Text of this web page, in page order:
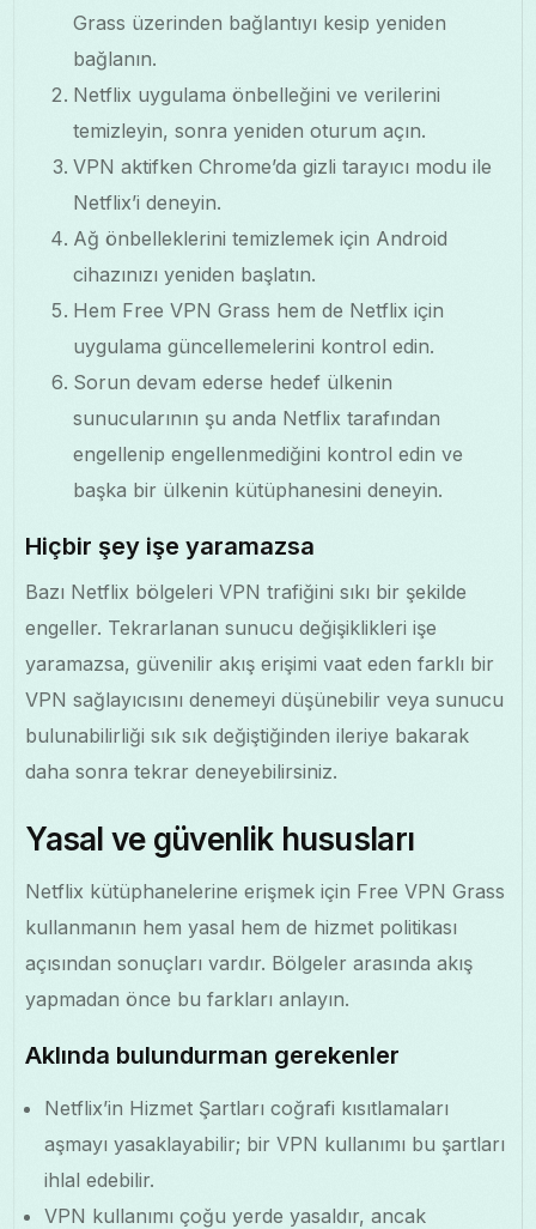
Grass üzerinden bağlantıyı kesip yeniden
bağlanın.
Netflix uygulama önbelleğini ve verilerini
temizleyin, sonra yeniden oturum açın.
VPN aktifken Chrome’da gizli tarayıcı modu ile
Netflix’i deneyin.
Ağ önbelleklerini temizlemek için Android
cihazınızı yeniden başlatın.
Hem Free VPN Grass hem de Netflix için
uygulama güncellemelerini kontrol edin.
Sorun devam ederse hedef ülkenin
sunucularının şu anda Netflix tarafından
engellenip engellenmediğini kontrol edin ve
başka bir ülkenin kütüphanesini deneyin.
Hiçbir şey işe yaramazsa
Bazı Netflix bölgeleri VPN trafiğini sıkı bir şekilde
engeller. Tekrarlanan sunucu değişiklikleri işe
yaramazsa, güvenilir akış erişimi vaat eden farklı bir
VPN sağlayıcısını denemeyi düşünebilir veya sunucu
bulunabilirliği sık sık değiştiğinden ileriye bakarak
daha sonra tekrar deneyebilirsiniz.
Yasal ve güvenlik hususları
Netflix kütüphanelerine erişmek için Free VPN Grass
kullanmanın hem yasal hem de hizmet politikası
açısından sonuçları vardır. Bölgeler arasında akış
yapmadan önce bu farkları anlayın.
Aklında bulundurman gerekenler
Netflix’in Hizmet Şartları coğrafi kısıtlamaları
aşmayı yasaklayabilir; bir VPN kullanımı bu şartları
ihlal edebilir.
VPN kullanımı çoğu yerde yasaldır, ancak